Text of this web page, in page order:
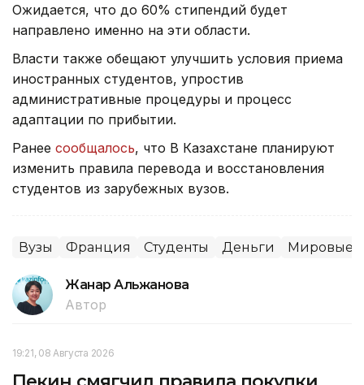
Ожидается, что до 60% стипендий будет
направлено именно на эти области.
Власти также обещают улучшить условия приема
иностранных студентов, упростив
административные процедуры и процесс
адаптации по прибытии.
Ранее сообщалось, что В Казахстане планируют
изменить правила перевода и восстановления
студентов из зарубежных вузов.
Вузы Франция Студенты Деньги Мировые
Жанар Альжанова
Автор
19:21, 08 Августа 2026